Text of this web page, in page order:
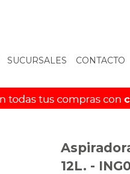
SUCURSALES CONTACTO
12L. -